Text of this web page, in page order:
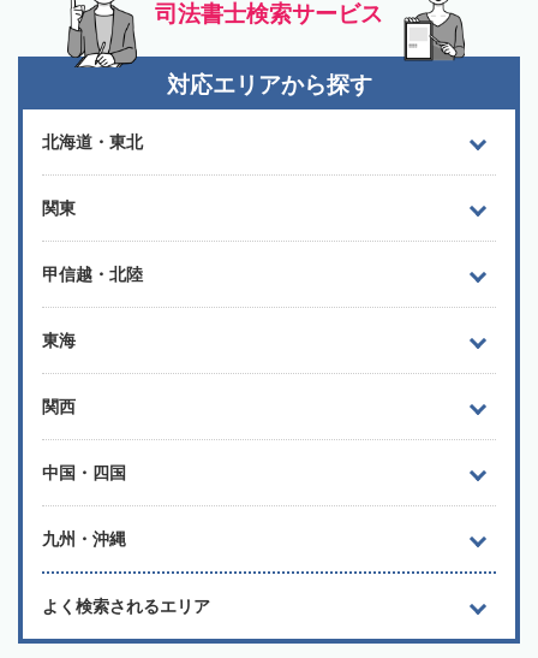
司法書士検索サービス
対応エリアから探す
北海道・東北
関東
甲信越・北陸
東海
関西
中国・四国
九州・沖縄
よく検索されるエリア